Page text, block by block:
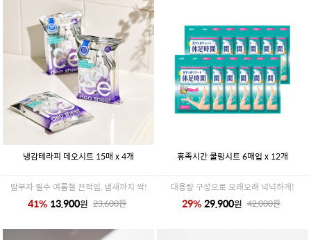
냉감테라피 데오시트 15매 x 4개
땀부자 필수 여름철 끈적임, 냄새까지 싹!
41% 13,900원 23,600원
휴족시간 쿨링시트 6매입 x 12개
대용량 구성으로 오래오래 넉넉하게!
29%29,900원 42,000원